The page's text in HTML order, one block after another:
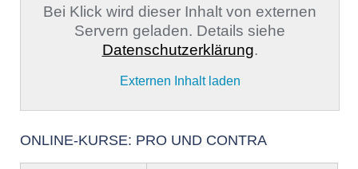
Bei Klick wird dieser Inhalt von externen
Servern geladen. Details siehe
Datenschutzerklärung.
Externen Inhalt laden
ONLINE-KURSE: PRO UND CONTRA